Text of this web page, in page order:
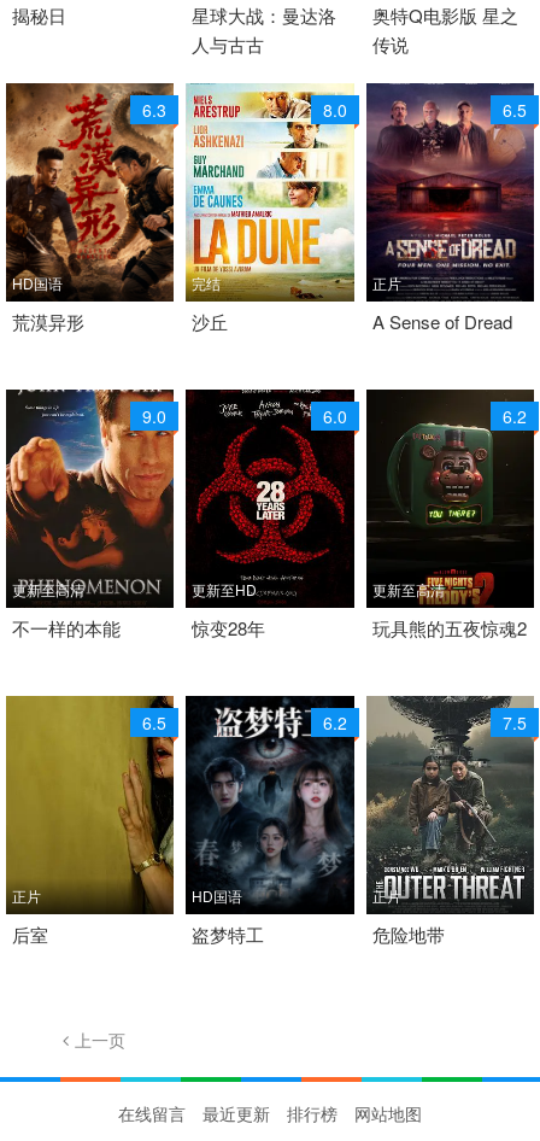
2026 / 美国 / 英语
揭秘日
2026 / 美国 / 英语
科幻
星球大战：曼达洛
人与古古
1990 / 日本 / 日语
科幻 冒险 科幻片
奥特Q电影版 星之
传说
6.3
HD国语
2026 / 中国大陆 / 汉语
科幻
荒漠异形
8.0
完结
2013 / 其它 / 法语
沙丘
6.5
正片
2026 / 美国 / 英语
A Sense of Dread
9.0
更新至高清
1996 / 美国 / 英语
不一样的本能
6.0
更新至HD
2025 / 英国,美国 / 英语
惊变28年
6.2
更新至高清
2025 / 美国 / 英语
玩具熊的五夜惊魂2
6.5
正片
2026 / 美国 / 英语
后室
6.2
HD国语
2026 / 中国大陆 / 汉语
盗梦特工
7.5
正片
2026 / 加拿大 / 英语
危险地带
上一页
在线留言 最近更新 排行榜
网站地图